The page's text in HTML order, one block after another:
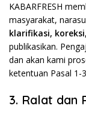
KABARFRESH
masyarakat,
klarifikasi,
publikasikan.
dan akan kami
ketentuan Pasal 1-
3. Ralat dan